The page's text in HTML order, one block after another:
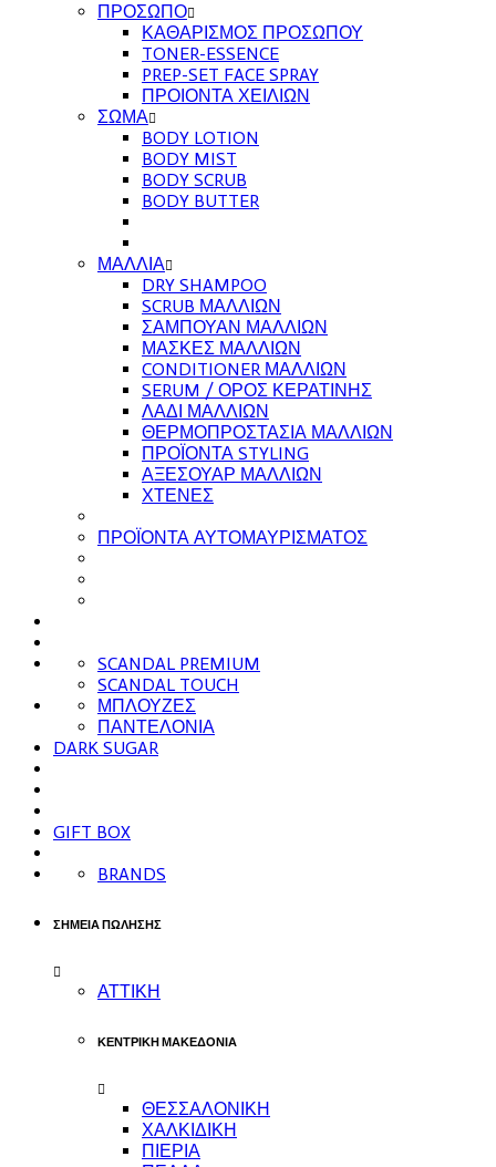
ΠΡΟΣΩΠΟ
ΚΑΘΑΡΙΣΜΟΣ ΠΡΟΣΩΠΟΥ
TONER-ESSENCE
PREP-SET FACE SPRAY
ΠΡΟΙΟΝΤΑ ΧΕΙΛΙΩΝ
ΣΩΜΑ
BODY LOTION
BODY MIST
BODY SCRUB
BODY BUTTER
ΜΑΛΛΙΑ
DRY SHAMPOO
SCRUB ΜΑΛΛΙΩΝ
ΣΑΜΠΟΥΑΝ ΜΑΛΛΙΩΝ
ΜΑΣΚΕΣ ΜΑΛΛΙΩΝ
CONDITIONER ΜΑΛΛΙΩΝ
SERUM / ΟΡΟΣ ΚΕΡΑΤΙΝΗΣ
ΛΑΔΙ ΜΑΛΛΙΩΝ
ΘΕΡΜΟΠΡΟΣΤΑΣΙΑ ΜΑΛΛΙΩΝ
ΠΡΟΪΟΝΤΑ STYLING
ΑΞΕΣΟΥΑΡ ΜΑΛΛΙΩΝ
ΧΤΕΝΕΣ
ΠΡΟΪΟΝΤΑ ΑΥΤΟΜΑΥΡΙΣΜΑΤΟΣ
SCANDAL PREMIUM
SCANDAL TOUCH
ΜΠΛΟΥΖΕΣ
ΠΑΝΤΕΛΟΝΙΑ
DARK SUGAR
GIFT BOX
BRANDS
ΣΗΜΕΙΑ ΠΩΛΗΣΗΣ
ΑΤΤΙΚΗ
ΚΕΝΤΡΙΚΗ ΜΑΚΕΔΟΝΙΑ
ΘΕΣΣΑΛΟΝΙΚΗ
ΧΑΛΚΙΔΙΚΗ
ΠΙΕΡΙΑ